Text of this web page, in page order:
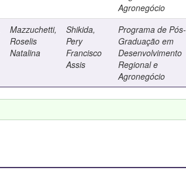
Agronegócio
Mazzuchetti,
Roselis
Natalina
Shikida,
Pery
Francisco
Assis
Programa de Pós-
Graduação em
Desenvolvimento
Regional e
Agronegócio